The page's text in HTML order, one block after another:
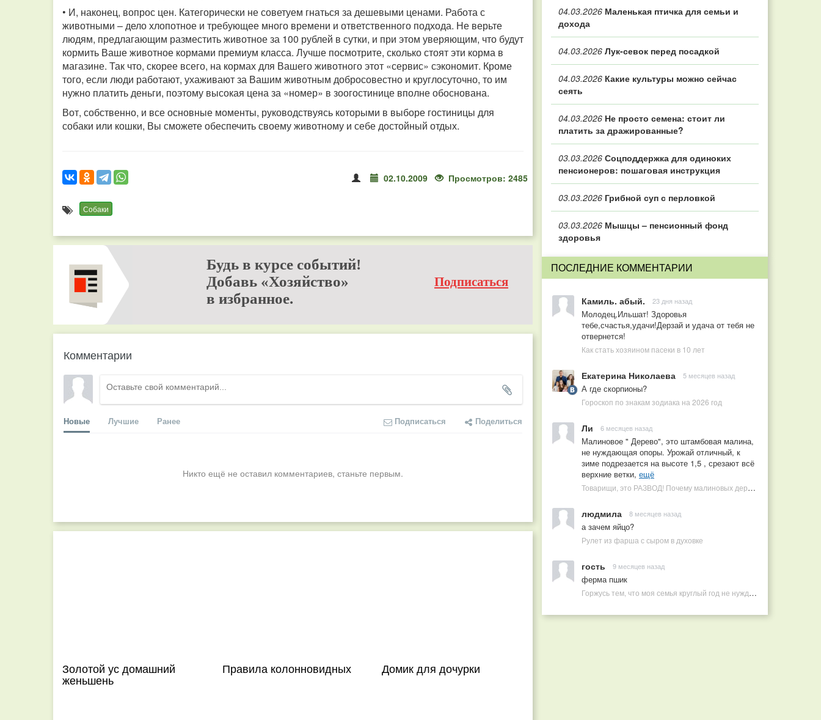
• И, наконец, вопрос цен. Категорически не советуем гнаться за дешевыми ценами. Работа с
животными – дело хлопотное и требующее много времени и ответственного подхода. Не верьте
людям, предлагающим разместить животное за 100 рублей в сутки, и при этом уверяющим, что будут
кормить Ваше животное кормами премиум класса. Лучше посмотрите, сколько стоят эти корма в
магазине. Так что, скорее всего, на кормах для Вашего животного этот «сервис» сэкономит. Кроме
того, если люди работают, ухаживают за Вашим животным добросовестно и круглосуточно, то им
нужно платить деньги, поэтому высокая цена за «номер» в зоогостинице вполне обоснована.
Вот, собственно, и все основные моменты, руководствуясь которыми в выборе гостиницы для
собаки или кошки, Вы сможете обеспечить своему животному и себе достойный отдых.
02.10.2009 Просмотров: 2485
Собаки
Будь в курсе событий!
Добавь «Хозяйство»
в избранное.
Подписаться
Комментарии
Новые Лучшие Ранее Подписаться Поделиться
Никто ещё не оставил комментариев, станьте первым.
Золотой ус домашний
женьшень
Правила колонновидных Домик для дочурки
04.03.2026 Маленькая птичка для семьи и
дохода
04.03.2026 Лук-севок перед посадкой
04.03.2026 Какие культуры можно сейчас
сеять
04.03.2026 Не просто семена: стоит ли
платить за дражированные?
03.03.2026 Соцподдержка для одиноких
пенсионеров: пошаговая инструкция
03.03.2026 Грибной суп с перловкой
03.03.2026 Мышцы – пенсионный фонд
здоровья
ПОСЛЕДНИЕ КОММЕНТАРИИ
Камиль. абый. 23 дня назад
Молодец,Ильшат! Здоровья
тебе,счастья,удачи!Дерзай и удача от тебя не
отвернется!
Как стать хозяином пасеки в 10 лет
Екатерина Николаева 5 месяцев назад
А где скорпионы?
Гороскоп по знакам зодиака на 2026 год
Ли 6 месяцев назад
Малиновое " Дерево", это штамбовая малина,
не нуждающая опоры. Урожай отличный, к
зиме подрезается на высоте 1,5 , срезают всё
верхние ветки, ещё
Товарищи, это РАЗВОД! Почему малиновых деревьев не бывает, или Как ушлые продавцы наживаются на мечтах садоводов
людмила 8 месяцев назад
а зачем яйцо?
Рулет из фарша с сыром в духовке
гость 9 месяцев назад
ферма пшик
Горжусь тем, что моя семья круглый год не нуждается в покупных витаминах